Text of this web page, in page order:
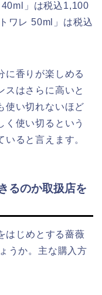
」は税込1,100
ワレ 50ml」は税込
に香りが楽しめる
スはさらに高いと
使い切れないほど
く使い切るという
ると言えます。
るのか取扱店を
はじめとする薔薇
うか。主な購入方